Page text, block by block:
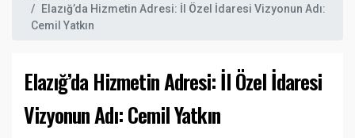
Elazığ’da Hizmetin Adresi: İl Özel İdaresi Vizyonun Adı:
Cemil Yatkın
Elazığ’da Hizmetin Adresi: İl Özel İdaresi
Vizyonun Adı: Cemil Yatkın